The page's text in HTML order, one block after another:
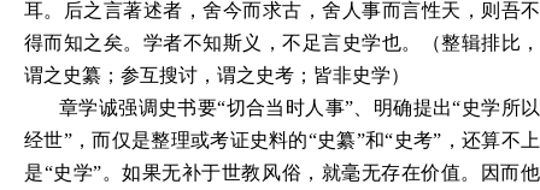
耳。后之言著述者，舍今而求古，舍人事而言性天，则吾不
得而知之矣。学者不知斯义，不足言史学也。（整辑排比，
谓之史纂；参互搜讨，谓之史考；皆非史学）
章学诚强调史书要“切合当时人事”、明确提出“史学所以
经世”，而仅是整理或考证史料的“史纂”和“史考”，还算不上
是“史学”。如果无补于世教风俗，就毫无存在价值。因而他